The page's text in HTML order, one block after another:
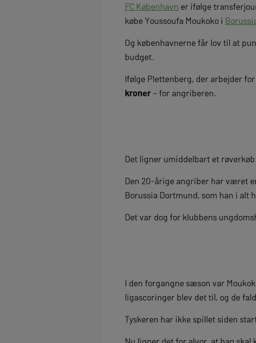
FC København er ifølge
købe Youssoufa Moukoko i
Og københavnerne får lov til at
budget.
Ifølge Plettenberg, der arbejder
kroner – for angriberen.
Det ligner umiddelbart et
Den 20-årige angriber har været
Borussia Dortmund, som han i alt
Det var dog for klubbens
I den forgangne sæson var
ligascoringer blev det til, og de
Tyskeren har ikke spillet siden